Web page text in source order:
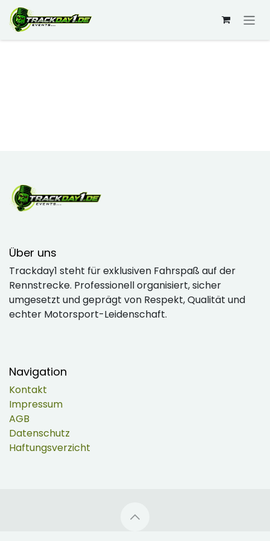
Zum Inhalt springen
Über uns
Trackday1 steht für exklusiven Fahrspaß auf der
Rennstrecke. Professionell organisiert, sicher
umgesetzt und geprägt von Respekt, Qualität und
echter Motorsport-Leidenschaft.
Navigation
Kontakt
Impressum
AGB
Datenschutz
Haftungsverzicht